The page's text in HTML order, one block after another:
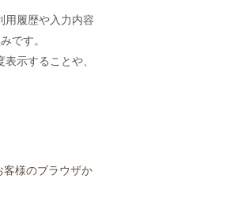
用履歴や入力内容
です。
示することや、
客様のブラウザか